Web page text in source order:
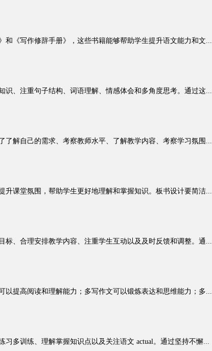
《写作修辞手册》，这些书籍能够帮助学生提升语文能力和文...
、注重句子结构、词语理解、情感体会和多角度思考。通过这...
解自己的需求、考察教师水平、了解教学内容、考察学习氛围...
课堂氛围，帮助学生更好地理解和掌握知识。板书设计要简洁...
、合理安排教学内容、注重学生互动以及及时反馈和调整。通...
提高阅读和理解能力；多写作文可以锻炼表达和思维能力；多...
多训练、理解掌握知识点以及关注语文 actual。通过坚持不懈...